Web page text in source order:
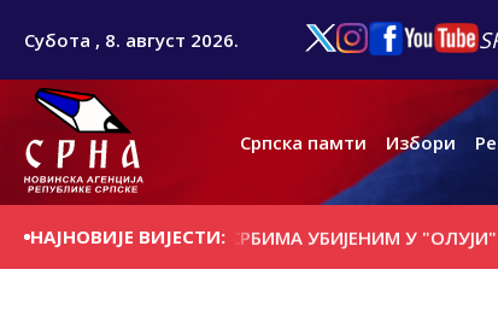
Субота , 8. август 2026.
Српска памти Избори
НАЈНОВИЈЕ ВИЈЕСТИ:
СЕЛИШTУ ПОМЕН СРБИМА УБИЈЕНИМ У "ОЛУЈИ"